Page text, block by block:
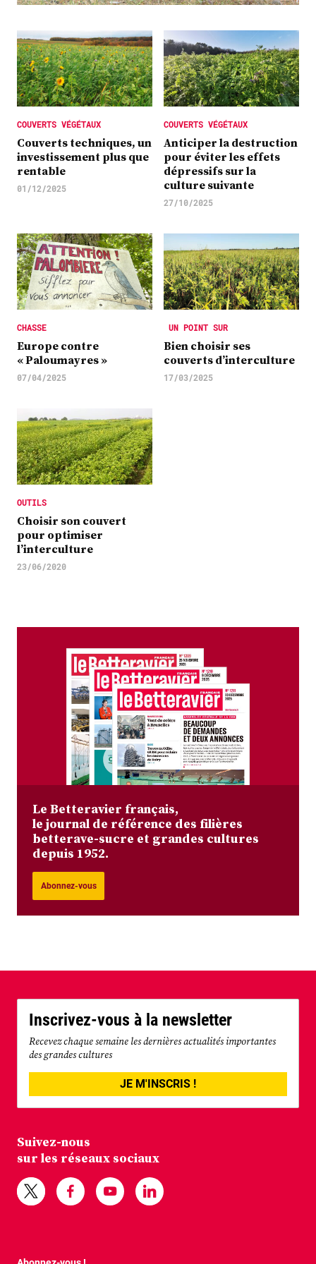
Plus
Abonnez-vous
COUVERTS VÉGÉTAUX
Couverts techniques, un
investissement plus que
rentable
01/12/2025
COUVERTS VÉGÉTAUX
Anticiper la destruction
pour éviter les effets
dépressifs sur la
culture suivante
27/10/2025
CHASSE
Europe contre
« Paloumayres »
07/04/2025
UN POINT SUR
Bien choisir ses
couverts d’interculture
17/03/2025
OUTILS
Choisir son couvert
pour optimiser
l’interculture
23/06/2020
Le Betteravier français,
le journal de référence des filières
betterave-sucre et grandes cultures
depuis 1952.
Abonnez-vous
Inscrivez-vous à la newsletter
Recevez chaque semaine les dernières actualités importantes
des grandes cultures
JE M'INSCRIS !
Suivez-nous
sur les réseaux sociaux